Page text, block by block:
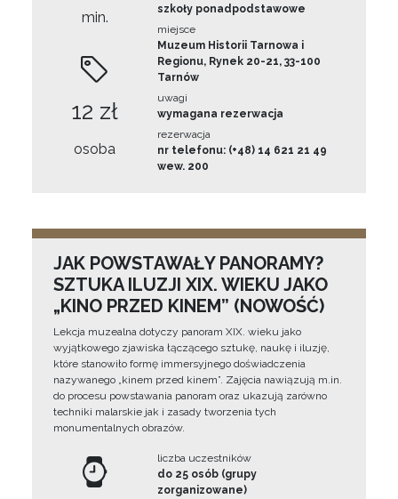
min.
12 zł
osoba
szkoły ponadpodstawowe
miejsce
Muzeum Historii Tarnowa i
Regionu, Rynek 20-21, 33-100
Tarnów
uwagi
wymagana rezerwacja
rezerwacja
nr telefonu: (+48) 14 621 21 49
wew. 200
JAK POWSTAWAŁY PANORAMY?
SZTUKA ILUZJI XIX. WIEKU JAKO
„KINO PRZED KINEM” (NOWOŚĆ)
Lekcja muzealna dotyczy panoram XIX. wieku jako
wyjątkowego zjawiska łączącego sztukę, naukę i iluzję,
które stanowiło formę immersyjnego doświadczenia
nazywanego „kinem przed kinem”. Zajęcia nawiązują m.in.
do procesu powstawania panoram oraz ukazują zarówno
techniki malarskie jak i zasady tworzenia tych
monumentalnych obrazów.
liczba uczestników
do 25 osób (grupy
zorganizowane)